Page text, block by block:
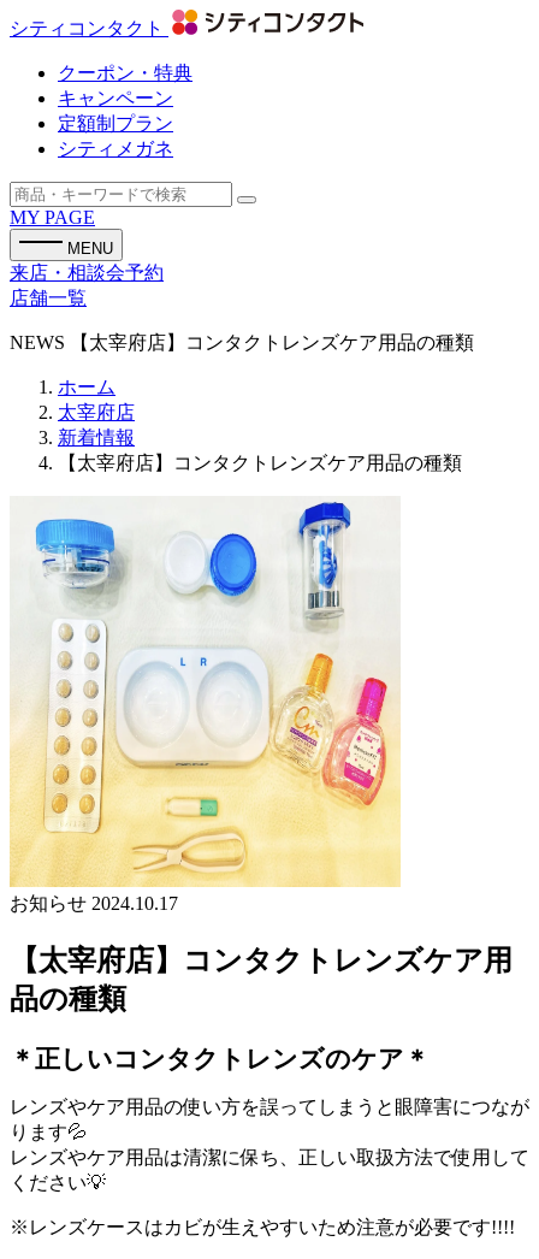
シティコンタクト
クーポン・特典
キャンペーン
定額制プラン
シティメガネ
MY PAGE
MENU
来店・相談会予約
店舗一覧
NEWS 【太宰府店】コンタクトレンズケア用品の種類
ホーム
太宰府店
新着情報
【太宰府店】コンタクトレンズケア用品の種類
お知らせ 2024.10.17
【太宰府店】コンタクトレンズケア用
品の種類
＊正しいコンタクトレンズのケア＊
レンズやケア用品の使い方を誤ってしまうと眼障害につなが
ります💦
レンズやケア用品は清潔に保ち、正しい取扱方法で使用して
ください💡
※レンズケースはカビが生えやすいため注意が必要です!!!!